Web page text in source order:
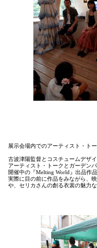
展示会場内でのアーティスト・ト
古波津陽監督とコスチュームデザ
アーティスト・トークとガーデン
開催中の『Melting World』出品作
実際に目の前に作品をみながら、
や、セリカさんの創る衣裳の魅力